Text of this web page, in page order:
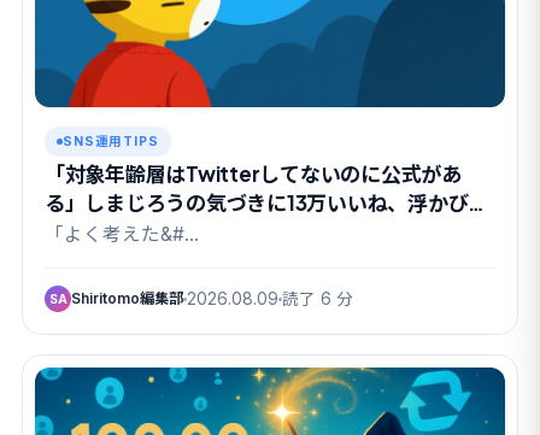
SNS運用TIPS
「対象年齢層はTwitterしてないのに公式があ
る」しまじろうの気づきに13万いいね、浮かび上
がった”親というパトロン”
「よく考えた&#…
SA Shiritomo編集部 2026.08.09 読了 6 分